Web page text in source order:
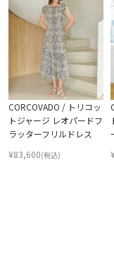
CORCOVADO / トリコッ
トジャージ レオパードフ
ラッターフリルドレス
¥83,600(税込)
¥